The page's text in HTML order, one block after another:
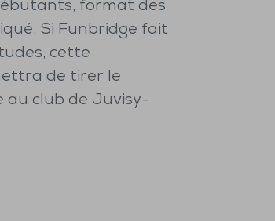
format des
Si Funbridge fait
cette
de tirer le
au club de Juvisy-